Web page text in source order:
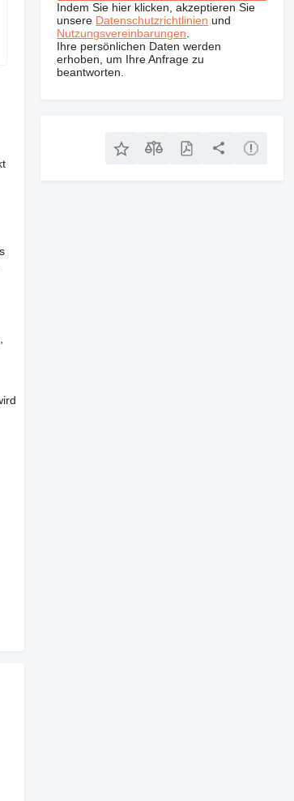
Indem Sie hier klicken, akzeptieren Sie
unsere Datenschutzrichtlinien und
Nutzungsvereinbarungen
Ihre persönlichen Daten werden
erhoben, um Ihre Anfrage zu
beantworten.